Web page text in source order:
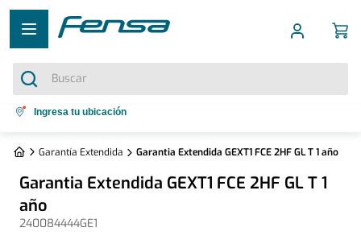
Buscar
Términos más buscados
3
4. refrigerador no frost
Ingresa tu ubicación
Garantía Extendida Garantia Extendida GEXT1 FCE 2HF GL T 1 año
Garantia Extendida GEXT1 FCE 2HF GL T 1
año
240084444GE1